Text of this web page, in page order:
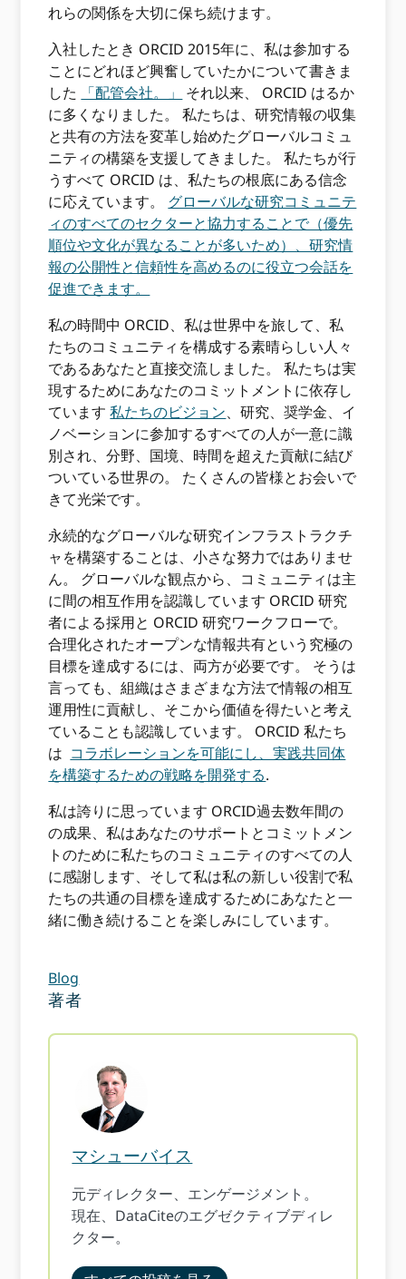
れらの関係を大切に保ち続けます。
入社したとき ORCID 2015年に、私は参加する
ことにどれほど興奮していたかについて書きま
した
「配管会社。」
それ以来、 ORCID はるか
に多くなりました。 私たちは、研究情報の収集
と共有の方法を変革し始めたグローバルコミュ
ニティの構築を支援してきました。 私たちが行
うすべて ORCID は、私たちの根底にある信念
に応えています。 グローバルな研究コミュニテ
ィのすべてのセクターと協力することで（優先
順位や文化が異なることが多いため）、研究情
報の公開性と信頼性を高めるのに役立つ会話を
促進できます。
私の時間中 ORCID、私は世界中を旅して、私
たちのコミュニティを構成する素晴らしい人々
であるあなたと直接交流しました。 私たちは実
現するためにあなたのコミットメントに依存し
ています私たちのビジョン、研究、奨学金、イ
ノベーションに参加するすべての人が一意に識
別され、分野、国境、時間を超えた貢献に結び
ついている世界の。 たくさんの皆様とお会いで
きて光栄です。
永続的なグローバルな研究インフラストラクチ
ャを構築することは、小さな努力ではありませ
ん。 グローバルな観点から、コミュニティは主
に間の相互作用を認識しています ORCID 研究
者による採用と ORCID 研究ワークフローで。
合理化されたオープンな情報共有という究極の
目標を達成するには、両方が必要です。 そうは
言っても、組織はさまざまな方法で情報の相互
運用性に貢献し、そこから価値を得たいと考え
ていることも認識しています。 ORCID 私たち
は コラボレーションを可能にし、実践共同体
を構築するための戦略を開発する.
私は誇りに思っています ORCID過去数年間の
の成果、私はあなたのサポートとコミットメン
トのために私たちのコミュニティのすべての人
に感謝します、そして私は私の新しい役割で私
たちの共通の目標を達成するためにあなたと一
緒に働き続けることを楽しみにしています。
Blog
著者
マシューバイス
元ディレクター、エンゲージメント。
現在、DataCiteのエグゼクティブディレ
クター。